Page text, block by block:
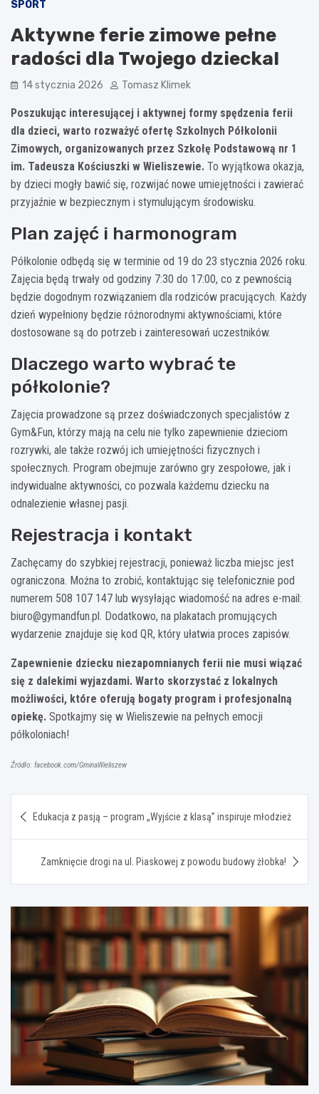
SPORT
Aktywne ferie zimowe pełne
radości dla Twojego dziecka!
14 stycznia 2026 Tomasz Klimek
Poszukując interesującej i aktywnej formy spędzenia ferii
dla dzieci, warto rozważyć ofertę Szkolnych Półkolonii
Zimowych, organizowanych przez Szkołę Podstawową nr 1
im. Tadeusza Kościuszki w Wieliszewie. To wyjątkowa okazja,
by dzieci mogły bawić się, rozwijać nowe umiejętności i zawierać
przyjaźnie w bezpiecznym i stymulującym środowisku.
Plan zajęć i harmonogram
Półkolonie odbędą się w terminie od 19 do 23 stycznia 2026 roku.
Zajęcia będą trwały od godziny 7:30 do 17:00, co z pewnością
będzie dogodnym rozwiązaniem dla rodziców pracujących. Każdy
dzień wypełniony będzie różnorodnymi aktywnościami, które
dostosowane są do potrzeb i zainteresowań uczestników.
Dlaczego warto wybrać te
półkolonie?
Zajęcia prowadzone są przez doświadczonych specjalistów z
Gym&Fun, którzy mają na celu nie tylko zapewnienie dzieciom
rozrywki, ale także rozwój ich umiejętności fizycznych i
społecznych. Program obejmuje zarówno gry zespołowe, jak i
indywidualne aktywności, co pozwala każdemu dziecku na
odnalezienie własnej pasji.
Rejestracja i kontakt
Zachęcamy do szybkiej rejestracji, ponieważ liczba miejsc jest
ograniczona. Można to zrobić, kontaktując się telefonicznie pod
numerem 508 107 147 lub wysyłając wiadomość na adres e-mail:
biuro@gymandfun.pl. Dodatkowo, na plakatach promujących
wydarzenie znajduje się kod QR, który ułatwia proces zapisów.
Zapewnienie dziecku niezapomnianych ferii nie musi wiązać
się z dalekimi wyjazdami. Warto skorzystać z lokalnych
możliwości, które oferują bogaty program i profesjonalną
opiekę. Spotkajmy się w Wieliszewie na pełnych emocji
półkoloniach!
Źródło: facebook.com/GminaWieliszew
wpisu
Edukacja z pasją – program „Wyjście z klasą” inspiruje młodzież
Zamknięcie drogi na ul. Piaskowej z powodu budowy żłobka!